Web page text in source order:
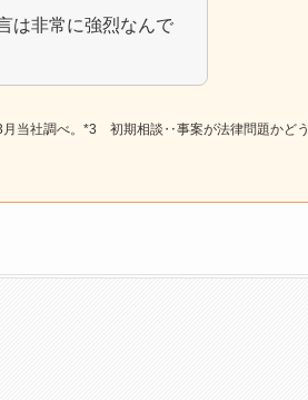
は非常に強烈なんで
当社調べ。*3 初期相談‥事案が法律問題かどう